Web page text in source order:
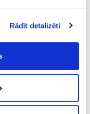
Rādīt detalizēti